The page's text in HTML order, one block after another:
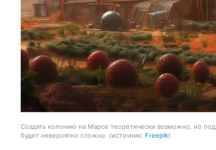
Создать колонию на Марсе теоретически возможно, но
будет невероятно сложно.
источник: Freepik